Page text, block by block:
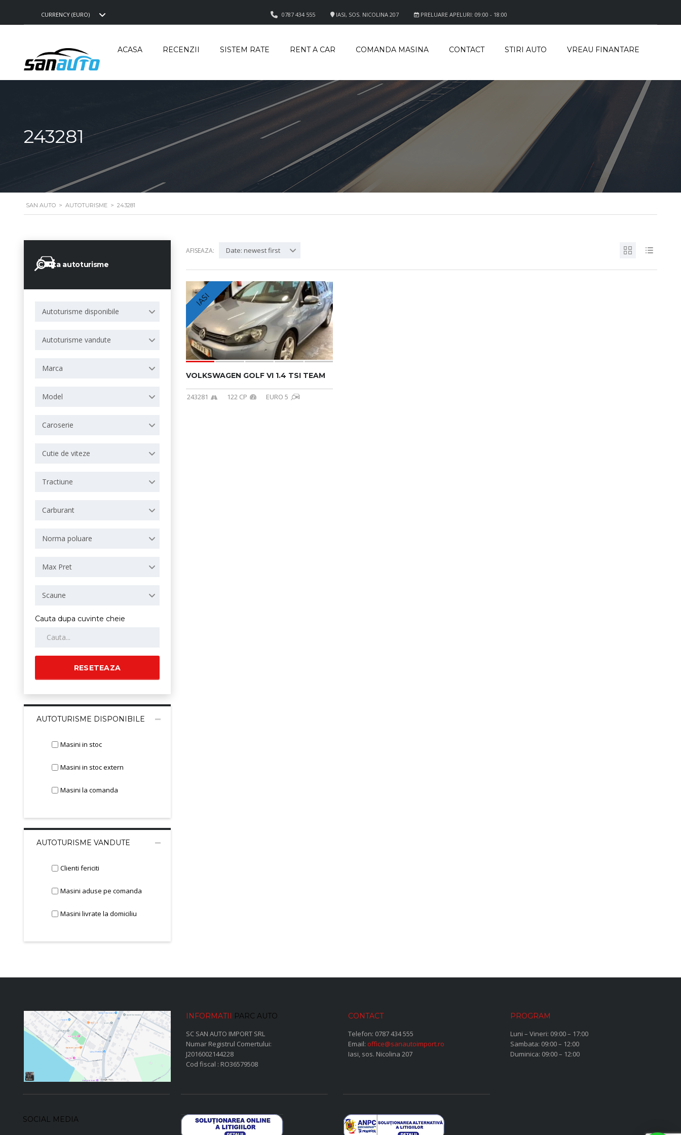
CURRENCY (EURO) PRELUARE APELURI: 09:00 - 18:00
IASI, SOS. NICOLINA 207
0787 434 555
ACASA RECENZII SISTEM RATE RENT A CAR COMANDA MASINA CONTACT STIRI AUTO VREAU FINANTARE
243281
SAN AUTO > AUTOTURISME > 243281
Cauta autoturisme
Autoturisme disponibile
Autoturisme vandute
Marca
Model
Caroserie
Cutie de viteze
Tractiune
Carburant
Norma poluare
Max Pret
Scaune
Cauta dupa cuvinte cheie
RESETEAZA
AUTOTURISME DISPONIBILE
Masini in stoc
Masini in stoc extern
Masini la comanda
AUTOTURISME VANDUTE
Clienti fericiti
Masini aduse pe comanda
Masini livrate la domiciliu
AFISEAZA: Date: newest first
IASI
VOLKSWAGEN GOLF VI 1.4 TSI TEAM
243281 122 CP EURO 5
INFORMATII PARC AUTO
SC SAN AUTO IMPORT SRL
Numar Registrul Comertului:
J2016002144228
Cod fiscal : RO36579508
CONTACT
Telefon: 0787 434 555
Email: office@sanautoimport.ro
Iasi, sos. Nicolina 207
PROGRAM
Luni – Vineri: 09:00 – 17:00
Sambata: 09:00 – 12:00
Duminica: 09:00 – 12:00
SOCIAL MEDIA